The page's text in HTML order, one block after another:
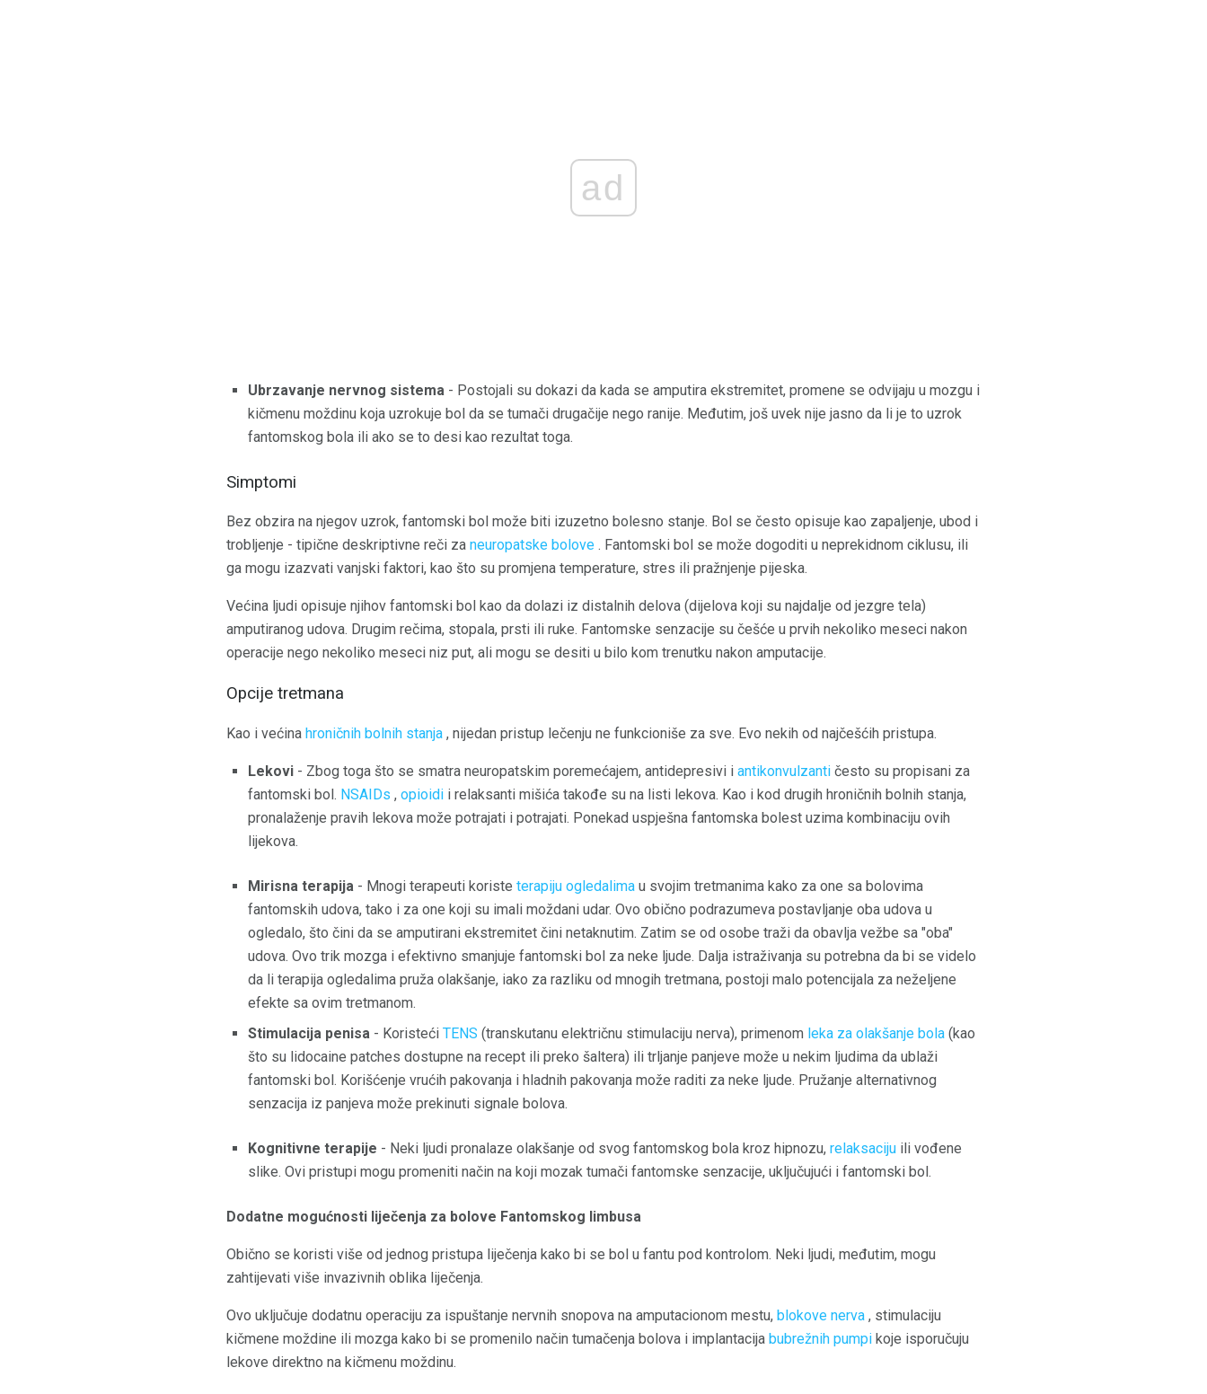
ad
Ubrzavanje nervnog sistema - Postojali su dokazi da kada se amputira ekstremitet, promene se odvijaju u mozgu i
kičmenu moždinu koja uzrokuje bol da se tumači drugačije nego ranije. Međutim, još uvek nije jasno da li je to uzrok
fantomskog bola ili ako se to desi kao rezultat toga.
Simptomi
Bez obzira na njegov uzrok, fantomski bol može biti izuzetno bolesno stanje. Bol se često opisuje kao zapaljenje, ubod i
trobljenje - tipične deskriptivne reči za neuropatske bolove . Fantomski bol se može dogoditi u neprekidnom ciklusu, ili
ga mogu izazvati vanjski faktori, kao što su promjena temperature, stres ili pražnjenje pijeska.
Većina ljudi opisuje njihov fantomski bol kao da dolazi iz distalnih delova (dijelova koji su najdalje od jezgre tela)
amputiranog udova. Drugim rečima, stopala, prsti ili ruke. Fantomske senzacije su češće u prvih nekoliko meseci nakon
operacije nego nekoliko meseci niz put, ali mogu se desiti u bilo kom trenutku nakon amputacije.
Opcije tretmana
Kao i većina hroničnih bolnih stanja , nijedan pristup lečenju ne funkcioniše za sve. Evo nekih od najčešćih pristupa.
Lekovi - Zbog toga što se smatra neuropatskim poremećajem, antidepresivi i antikonvulzanti često su propisani za
fantomski bol. NSAIDs , opioidi i relaksanti mišića takođe su na listi lekova. Kao i kod drugih hroničnih bolnih stanja,
pronalaženje pravih lekova može potrajati i potrajati. Ponekad uspješna fantomska bolest uzima kombinaciju ovih
lijekova.
Mirisna terapija - Mnogi terapeuti koriste terapiju ogledalima u svojim tretmanima kako za one sa bolovima
fantomskih udova, tako i za one koji su imali moždani udar. Ovo obično podrazumeva postavljanje oba udova u
ogledalo, što čini da se amputirani ekstremitet čini netaknutim. Zatim se od osobe traži da obavlja vežbe sa "oba"
udova. Ovo trik mozga i efektivno smanjuje fantomski bol za neke ljude. Dalja istraživanja su potrebna da bi se videlo
da li terapija ogledalima pruža olakšanje, iako za razliku od mnogih tretmana, postoji malo potencijala za neželjene
efekte sa ovim tretmanom.
Stimulacija penisa - Koristeći TENS (transkutanu električnu stimulaciju nerva), primenom leka za olakšanje bola (kao
što su lidocaine patches dostupne na recept ili preko šaltera) ili trljanje panjeve može u nekim ljudima da ublaži
fantomski bol. Korišćenje vrućih pakovanja i hladnih pakovanja može raditi za neke ljude. Pružanje alternativnog
senzacija iz panjeva može prekinuti signale bolova.
Kognitivne terapije - Neki ljudi pronalaze olakšanje od svog fantomskog bola kroz hipnozu, relaksaciju ili vođene
slike. Ovi pristupi mogu promeniti način na koji mozak tumači fantomske senzacije, uključujući i fantomski bol.
Dodatne mogućnosti liječenja za bolove Fantomskog limbusa
Obično se koristi više od jednog pristupa liječenja kako bi se bol u fantu pod kontrolom. Neki ljudi, međutim, mogu
zahtijevati više invazivnih oblika liječenja.
Ovo uključuje dodatnu operaciju za ispuštanje nervnih snopova na amputacionom mestu, blokove nerva , stimulaciju
kičmene moždine ili mozga kako bi se promenilo način tumačenja bolova i implantacija bubrežnih pumpi koje isporučuju
lekove direktno na kičmenu moždinu.